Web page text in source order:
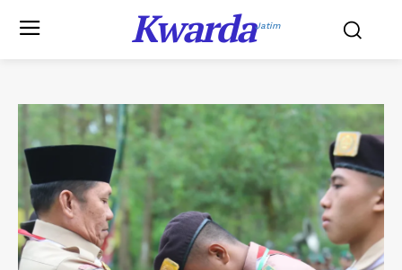
KwardaJatim